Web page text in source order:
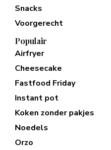
Snacks
Voorgerecht
Populair
Airfryer
Cheesecake
Fastfood Friday
Instant pot
Koken zonder pakjes
Noedels
Orzo